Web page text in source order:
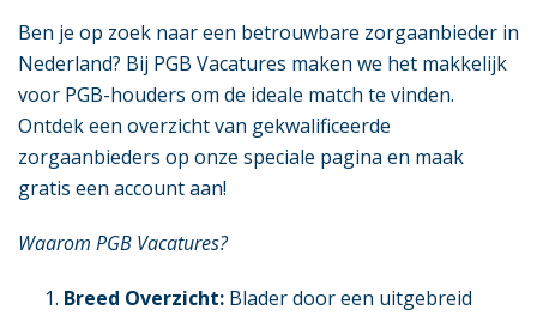
Ben je op zoek naar een betrouwbare zorgaanbieder in
Nederland? Bij PGB Vacatures maken we het makkelijk
voor PGB-houders om de ideale match te vinden.
Ontdek een overzicht van gekwalificeerde
zorgaanbieders op onze speciale pagina en maak
gratis een account aan!
Waarom PGB Vacatures?
Breed Overzicht:Blader door een uitgebreid